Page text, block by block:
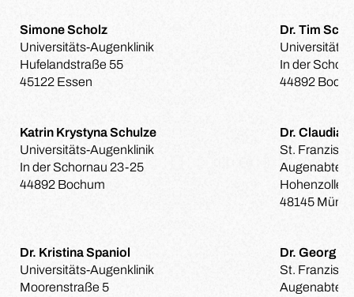
Simone Scholz
Universitäts-Augenklinik
Hufelandstraße 55
45122 Essen
Dr. Tim
Universitäts-
In der
44892
Katrin Krystyna Schulze
Universitäts-Augenklinik
In der Schornau 23-25
44892 Bochum
Dr. Claudia
St.
48145
Dr. Kristina Spaniol
Universitäts-Augenklinik
Moorenstraße 5
Dr. Georg
St.